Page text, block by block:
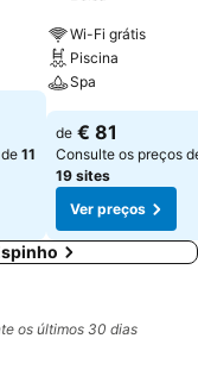
11
Wi-Fi grátis
Piscina
Spa
de € 81
Consulte os preços
19 sites
Ver preços
os últimos 30 dias